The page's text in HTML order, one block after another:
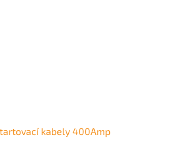
kabely 400Amp